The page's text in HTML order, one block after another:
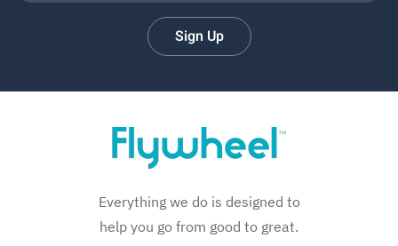
Sign Up
Everything we do is designed to
help you go from good to great.